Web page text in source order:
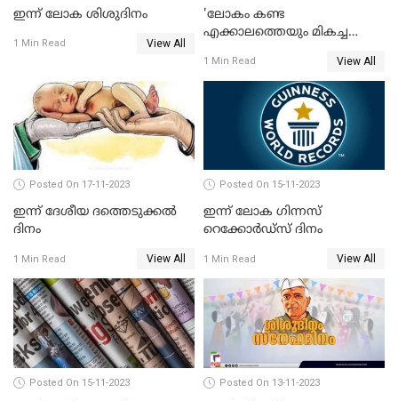
ഇന്ന് ലോക ശിശുദിനം
1 Min Read View All
'ലോകം കണ്ട
എക്കാലത്തെയും മികച്ച
ടോള്‍സ്റ്റോയ് ഓര്‍മയായിട്ട്
ഇന്നേക്ക് 113 വര്‍ഷം
1 Min Read View All
Posted On 17-11-2023
ഇന്ന് ദേശീയ ദത്തെടുക്കല്‍
ദിനം
1 Min Read View All
Posted On 15-11-2023
ഇന്ന് ലോക ഗിന്നസ്
റെക്കോര്‍ഡ്‌സ് ദിനം
1 Min Read View All
Posted On 15-11-2023 Posted On 13-11-2023